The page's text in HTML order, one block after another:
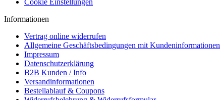
Informationen
Vertrag online widerrufen
Allgemeine Geschäftsbedingungen mit Kundeninformationen
Impressum
Datenschutzerklärung
B2B Kunden / Info
Versandinformationen
Bestellablauf & Coupons